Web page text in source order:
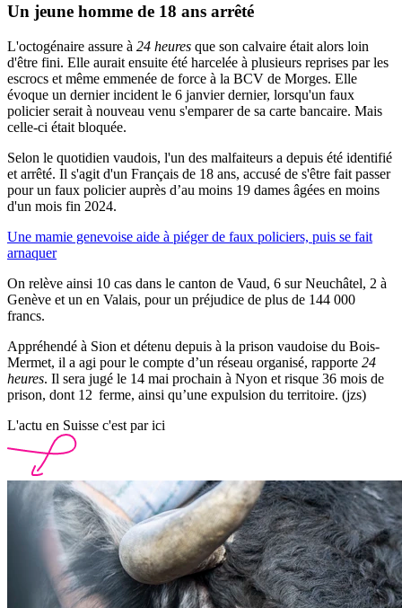
Un jeune homme de 18 ans arrêté
L'octogénaire assure à 24 heures que son calvaire était alors loin
d'être fini. Elle aurait ensuite été harcelée à plusieurs reprises par les
escrocs et même emmenée de force à la BCV de Morges. Elle
évoque un dernier incident le 6 janvier dernier, lorsqu'un faux
policier serait à nouveau venu s'emparer de sa carte bancaire. Mais
celle-ci était bloquée.
Selon le quotidien vaudois, l'un des malfaiteurs a depuis été identifié
et arrêté. Il s'agit d'un Français de 18 ans, accusé de s'être fait passer
pour un faux policier auprès d’au moins 19 dames âgées en moins
d'un mois fin 2024.
Une mamie genevoise aide à piéger de faux policiers, puis se fait
arnaquer
On relève ainsi 10 cas dans le canton de Vaud, 6 sur Neuchâtel, 2 à
Genève et un en Valais, pour un préjudice de plus de 144 000
francs.
Appréhendé à Sion et détenu depuis à la prison vaudoise du Bois-
Mermet, il a agi pour le compte d’un réseau organisé, rapporte 24
heures. Il sera jugé le 14 mai prochain à Nyon et risque 36 mois de
prison, dont 12 ferme, ainsi qu’une expulsion du territoire. (jzs)
L'actu en Suisse c'est par ici